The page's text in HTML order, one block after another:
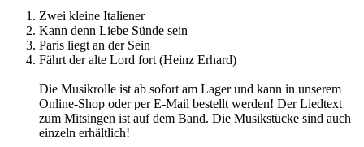
Zwei kleine Italiener
Kann denn Liebe Sünde sein
Paris liegt an der Sein
Fährt der alte Lord fort (Heinz Erhard)
Die Musikrolle ist ab sofort am Lager und kann in unserem
Online-Shop oder per E-Mail bestellt werden! Der Liedtext
zum Mitsingen ist auf dem Band. Die Musikstücke sind auch
einzeln erhältlich!